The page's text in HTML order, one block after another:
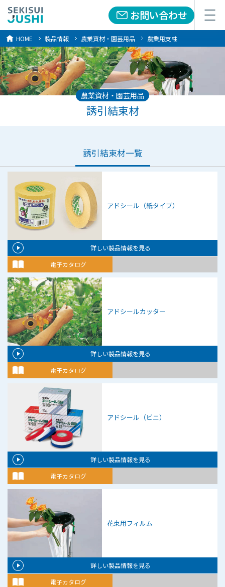
お問い合わせ
メニュー
HOME 製品情報 農業資材・園芸用品 農業用支柱
農業資材・園芸用品
誘引結束材
誘引結束材一覧
アドシール（紙タイプ）
詳しい製品情報を見る
電子カタログ
アドシールカッター
詳しい製品情報を見る
電子カタログ
アドシール（ビニ）
詳しい製品情報を見る
電子カタログ
花束用フィルム
詳しい製品情報を見る
電子カタログ